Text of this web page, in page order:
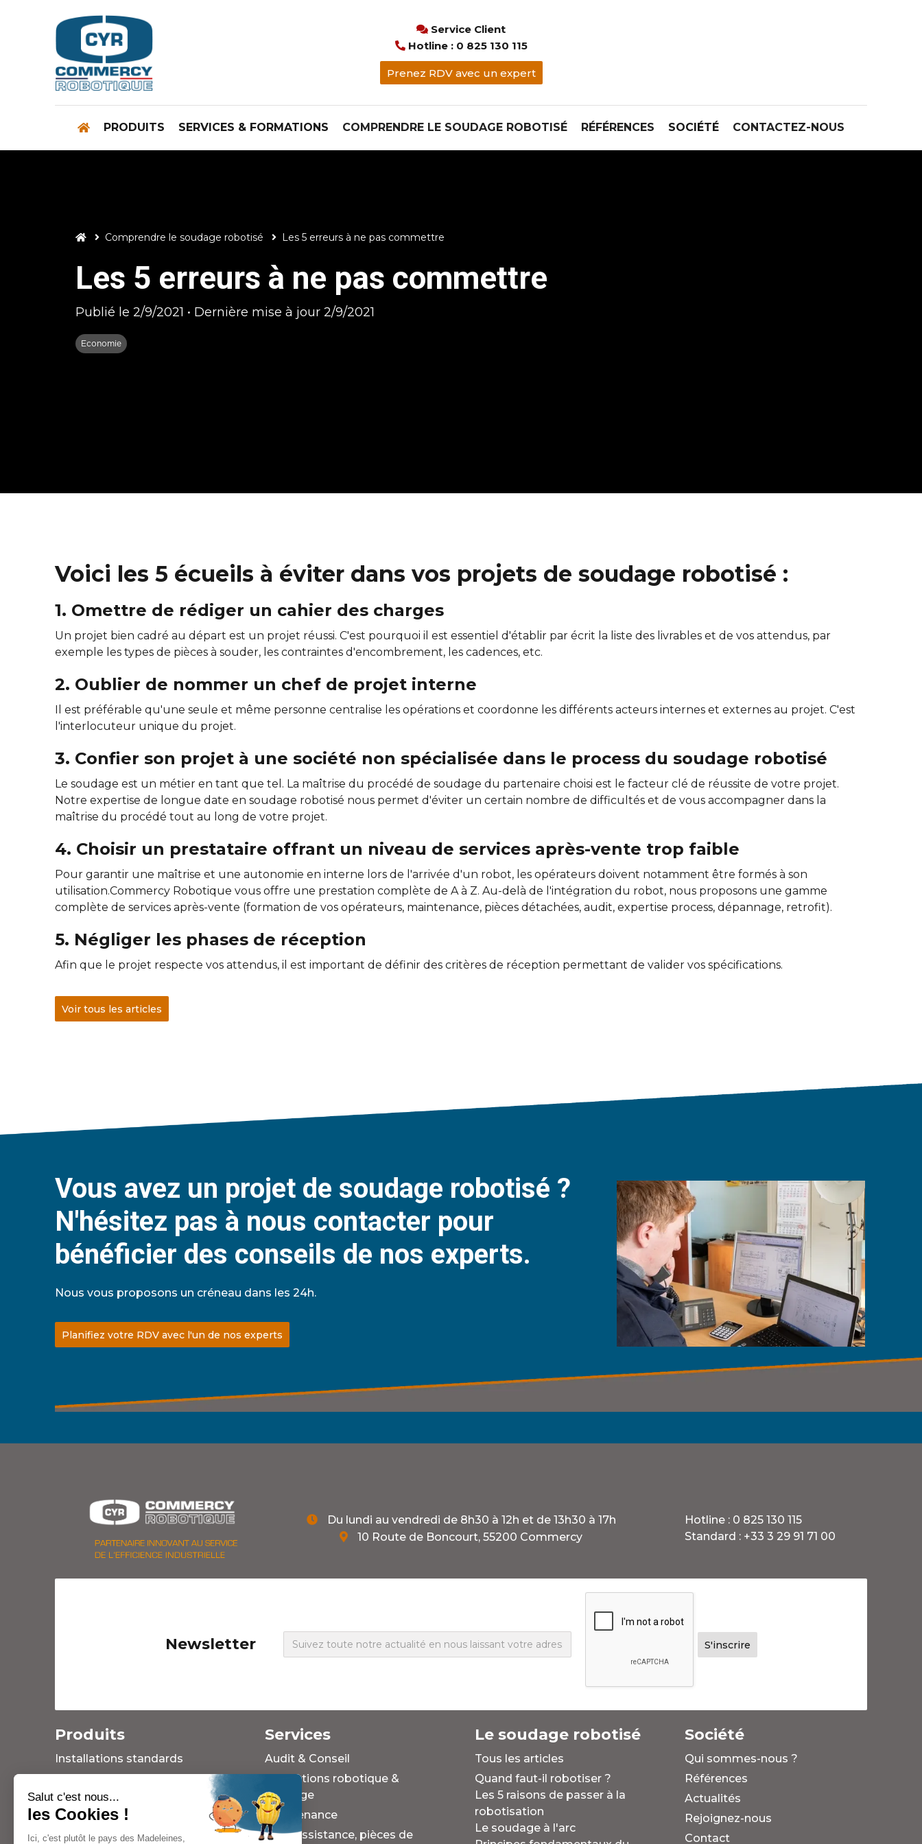
 Service Client
 Hotline : 0 825 130 115
Prenez RDV avec un expert
 PRODUITS SERVICES & FORMATIONS COMPRENDRE LE SOUDAGE ROBOTISÉ RÉFÉRENCES SOCIÉTÉ CONTACTEZ-NOUS
  Comprendre le soudage robotisé  Les 5 erreurs à ne pas commettre
Les 5 erreurs à ne pas commettre
Publié le 2/9/2021 • Dernière mise à jour 2/9/2021
Economie
Voici les 5 écueils à éviter dans vos projets de soudage robotisé :
1. Omettre de rédiger un cahier des charges
Un projet bien cadré au départ est un projet réussi. C'est pourquoi il est essentiel d'établir par écrit la liste des livrables et de vos attendus, par
exemple les types de pièces à souder, les contraintes d'encombrement, les cadences, etc.
2. Oublier de nommer un chef de projet interne
Il est préférable qu'une seule et même personne centralise les opérations et coordonne les différents acteurs internes et externes au projet. C'est
l'interlocuteur unique du projet.
3. Confier son projet à une société non spécialisée dans le process du soudage robotisé
Le soudage est un métier en tant que tel. La maîtrise du procédé de soudage du partenaire choisi est le facteur clé de réussite de votre projet.
Notre expertise de longue date en soudage robotisé nous permet d'éviter un certain nombre de difficultés et de vous accompagner dans la
maîtrise du procédé tout au long de votre projet.
4. Choisir un prestataire offrant un niveau de services après-vente trop faible
Pour garantir une maîtrise et une autonomie en interne lors de l'arrivée d'un robot, les opérateurs doivent notamment être formés à son
utilisation.Commercy Robotique vous offre une prestation complète de A à Z. Au-delà de l'intégration du robot, nous proposons une gamme
complète de services après-vente (formation de vos opérateurs, maintenance, pièces détachées, audit, expertise process, dépannage, retrofit).
5. Négliger les phases de réception
Afin que le projet respecte vos attendus, il est important de définir des critères de réception permettant de valider vos spécifications.
Voir tous les articles
Vous avez un projet de soudage robotisé ?
N'hésitez pas à nous contacter pour
bénéficier des conseils de nos experts.
Nous vous proposons un créneau dans les 24h.
Planifiez votre RDV avec l'un de nos experts
 Du lundi au vendredi de 8h30 à 12h et de 13h30 à 17h
 10 Route de Boncourt, 55200 Commercy
Hotline : 0 825 130 115
Standard : +33 3 29 91 71 00
Newsletter
Produits
Installations standards
Installations sur mesure
Outillages
Solutions d'occasion ou
reconditionnées
Services
Audit & Conseil
Formations robotique &
soudage
Maintenance
SAV (Assistance, pièces de
Le soudage robotisé
Tous les articles
Quand faut-il robotiser ?
Les 5 raisons de passer à la
robotisation
Le soudage à l'arc
Société
Qui sommes-nous ?
Références
Actualités
Rejoignez-nous
Contact
Salut c'est nous...
les Cookies !
Ici, c'est plutôt le pays des Madeleines,